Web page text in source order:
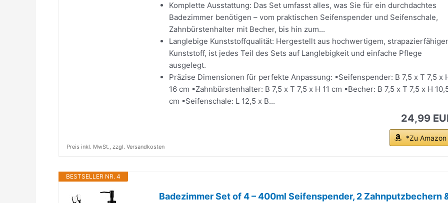
Komplette Ausstattung: Das Set umfasst alles, was Sie für ein durchdachtes
Badezimmer benötigen – vom praktischen Seifenspender und Seifenschale,
Zahnbürstenhalter mit Becher, bis hin zum...
Langlebige Kunststoffqualität: Hergestellt aus hochwertigem,
Kunststoff, ist jedes Teil des Sets auf Langlebigkeit und einfache Pflege
ausgelegt.
Präzise Dimensionen für perfekte Anpassung: ▪Seifenspender: B 7,5 x T 7,5 x
16 cm ▪Zahnbürstenhalter: B 7,5 x T 7,5 x H 11 cm ▪Becher: B 7,5 x T 7,5 x H
cm ▪Seifenschale: L 12,5 x B...
24,99
*Zu Amazon
Preis inkl. MwSt., zzgl. Versandkosten
BESTSELLER NR. 4
Badezimmer Set of 4 – 400ml Seifenspender, 2 Zahnputzbechern